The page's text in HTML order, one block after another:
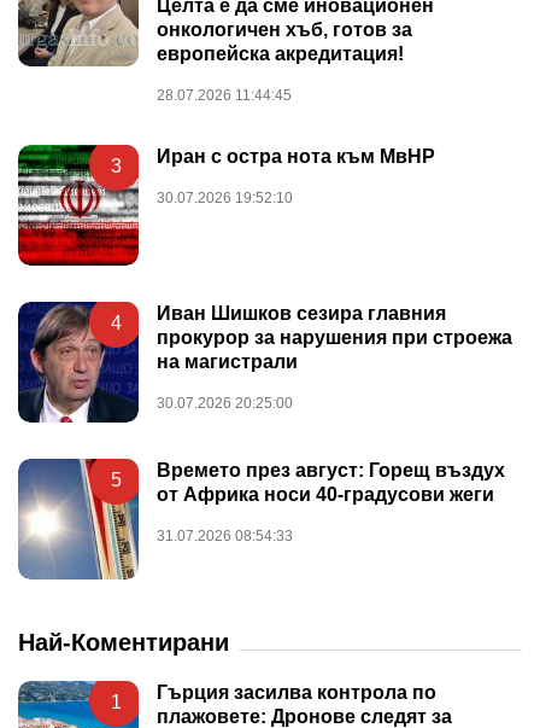
Целта е да сме иновационен
онкологичен хъб, готов за
европейска акредитация!
28.07.2026 11:44:45
3 Иран с остра нота към МвНР
30.07.2026 19:52:10
4
Иван Шишков сезира главния
прокурор за нарушения при строежа
на магистрали
30.07.2026 20:25:00
5
Времето през август: Горещ въздух
от Африка носи 40-градусови жеги
31.07.2026 08:54:33
Най-Коментирани
1
Гърция засилва контрола по
плажовете: Дронове следят за